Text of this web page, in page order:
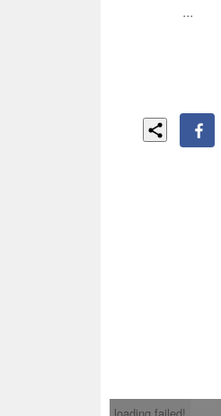
...
loading failed!